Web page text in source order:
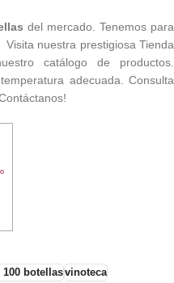
del mercado. Tenemos para
nuestra prestigiosa Tienda
catálogo de productos.
adecuada. Consulta
botellasvinoteca